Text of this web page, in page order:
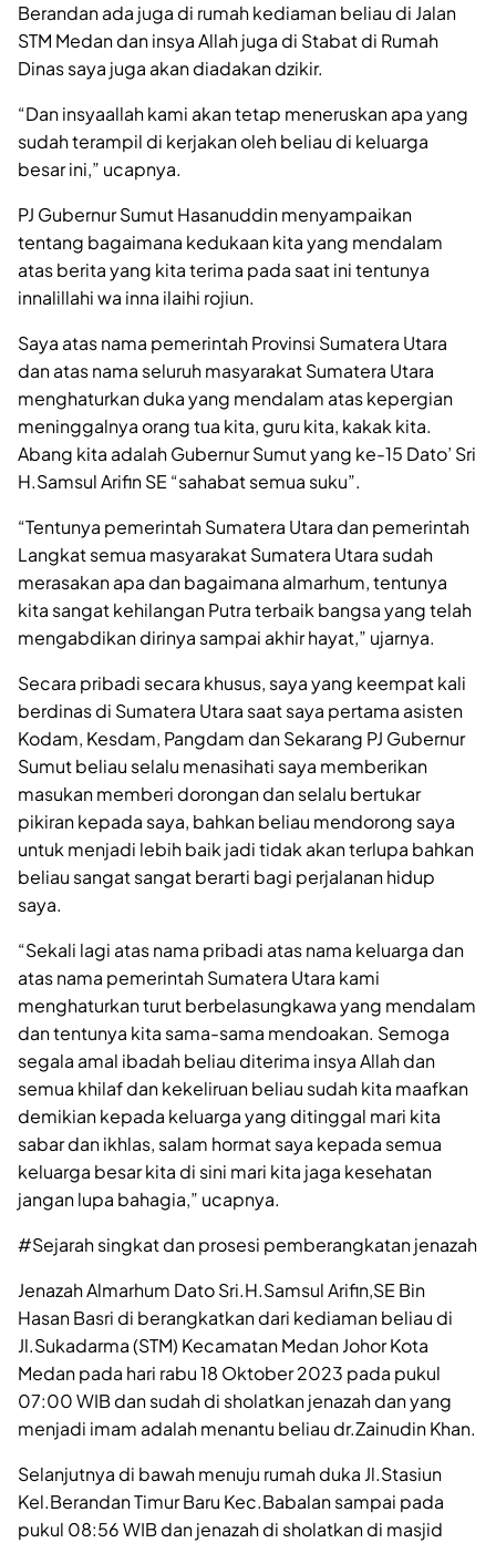
Berandan ada juga di rumah kediaman beliau di Jalan
STM Medan dan insya Allah juga di Stabat di Rumah
Dinas saya juga akan diadakan dzikir.
“Dan insyaallah kami akan tetap meneruskan apa yang
sudah terampil di kerjakan oleh beliau di keluarga
besar ini,” ucapnya.
PJ Gubernur Sumut Hasanuddin menyampaikan
tentang bagaimana kedukaan kita yang mendalam
atas berita yang kita terima pada saat ini tentunya
innalillahi wa inna ilaihi rojiun.
Saya atas nama pemerintah Provinsi Sumatera Utara
dan atas nama seluruh masyarakat Sumatera Utara
menghaturkan duka yang mendalam atas kepergian
meninggalnya orang tua kita, guru kita, kakak kita.
Abang kita adalah Gubernur Sumut yang ke-15 Dato’ Sri
H.Samsul Arifin SE “sahabat semua suku”.
“Tentunya pemerintah Sumatera Utara dan pemerintah
Langkat semua masyarakat Sumatera Utara sudah
merasakan apa dan bagaimana almarhum, tentunya
kita sangat kehilangan Putra terbaik bangsa yang telah
mengabdikan dirinya sampai akhir hayat,” ujarnya.
Secara pribadi secara khusus, saya yang keempat kali
berdinas di Sumatera Utara saat saya pertama asisten
Kodam, Kesdam, Pangdam dan Sekarang PJ Gubernur
Sumut beliau selalu menasihati saya memberikan
masukan memberi dorongan dan selalu bertukar
pikiran kepada saya, bahkan beliau mendorong saya
untuk menjadi lebih baik jadi tidak akan terlupa bahkan
beliau sangat sangat berarti bagi perjalanan hidup
saya.
“Sekali lagi atas nama pribadi atas nama keluarga dan
atas nama pemerintah Sumatera Utara kami
menghaturkan turut berbelasungkawa yang mendalam
dan tentunya kita sama-sama mendoakan. Semoga
segala amal ibadah beliau diterima insya Allah dan
semua khilaf dan kekeliruan beliau sudah kita maafkan
demikian kepada keluarga yang ditinggal mari kita
sabar dan ikhlas, salam hormat saya kepada semua
keluarga besar kita di sini mari kita jaga kesehatan
jangan lupa bahagia,” ucapnya.
#Sejarah singkat dan prosesi pemberangkatan jenazah
Jenazah Almarhum Dato Sri.H.Samsul Arifin,SE Bin
Hasan Basri di berangkatkan dari kediaman beliau di
Jl.Sukadarma (STM) Kecamatan Medan Johor Kota
Medan pada hari rabu 18 Oktober 2023 pada pukul
07:00 WIB dan sudah di sholatkan jenazah dan yang
menjadi imam adalah menantu beliau dr.Zainudin Khan.
Selanjutnya di bawah menuju rumah duka Jl.Stasiun
Kel.Berandan Timur Baru Kec.Babalan sampai pada
pukul 08:56 WIB dan jenazah di sholatkan di masjid